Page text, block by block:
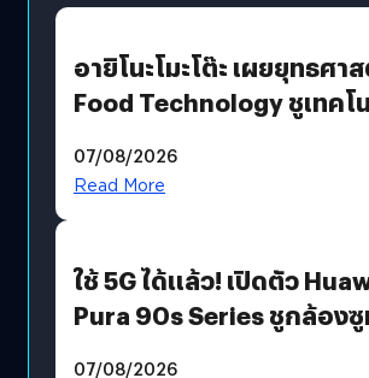
อายิโนะโมะโต๊ะ เผยยุทธศา
Food Technology ชูเทคโ
บริโภคและ B2B
07/08/2026
Read More
ใช้ 5G ได้แล้ว! เปิดตัว
Pura 90s Series ชูกล้อง
07/08/2026